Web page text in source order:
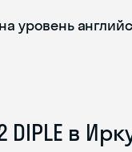
уровень
в